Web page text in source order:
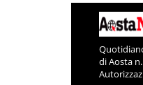
di Aosta